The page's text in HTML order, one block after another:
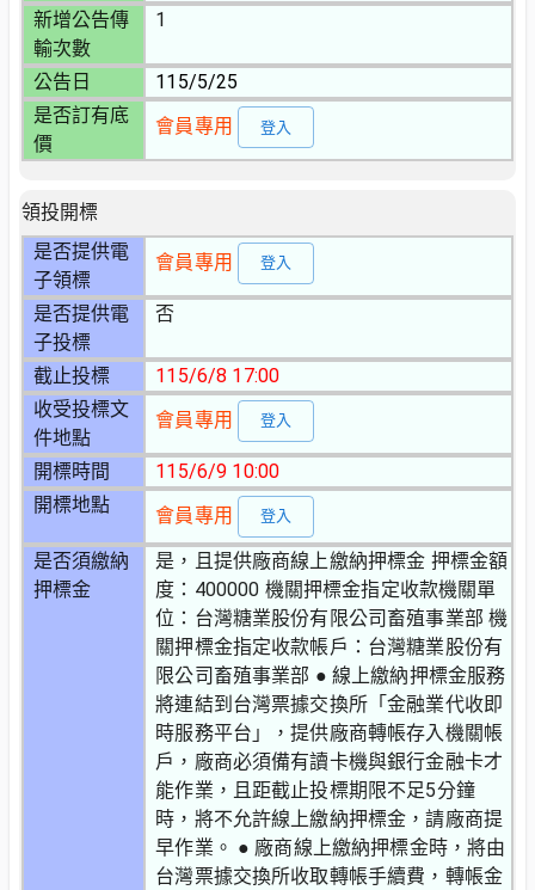
新增公告傳
輸次數
1
公告日
115/5/25
是否訂有底
價
會員專用 登入
領投開標
是否提供電
子領標
會員專用 登入
是否提供電
子投標
否
截止投標
115/6/8 17:00
收受投標文
件地點
會員專用 登入
開標時間
115/6/9 10:00
開標地點
會員專用 登入
是否須繳納
押標金
是，且提供廠商線上繳納押標金 押標金額
度：400000 機關押標金指定收款機關單
位：台灣糖業股份有限公司畜殖事業部 機
關押標金指定收款帳戶：台灣糖業股份有
限公司畜殖事業部 ● 線上繳納押標金服務
將連結到台灣票據交換所「金融業代收即
時服務平台」，提供廠商轉帳存入機關帳
戶，廠商必須備有讀卡機與銀行金融卡才
能作業，且距截止投標期限不足5分鐘
時，將不允許線上繳納押標金，請廠商提
早作業。 ● 廠商線上繳納押標金時，將由
台灣票據交換所收取轉帳手續費，轉帳金